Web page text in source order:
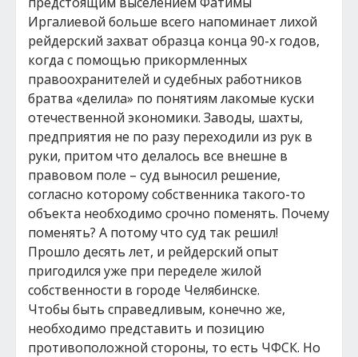
Иргалиевой больше всего напоминает лихой
рейдерский захват образца конца 90-х годов,
когда с помощью прикормленных
правоохранителей и судебных работников
братва «делила» по понятиям лакомые куски
отечественной экономики. Заводы, шахты,
предприятия не по разу переходили из рук в
руки, притом что делалось все внешне в
правовом поле – суд выносил решение,
согласно которому собственника такого-то
объекта необходимо срочно поменять. Почему
поменять? А потому что суд так решил!
Прошло десять лет, и рейдерский опыт
пригодился уже при переделе жилой
собственности в городе Челябинске.
Чтобы быть справедливым, конечно же,
необходимо представить и позицию
противоположной стороны, то есть ЧФСК. Но